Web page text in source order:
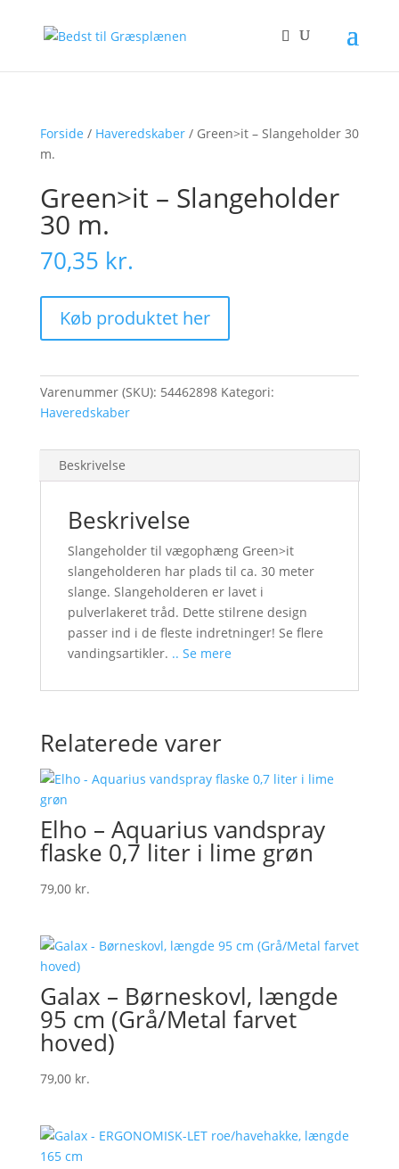
Forside / Haveredskaber/ Green>it – Slangeholder 30
m.
Green>it – Slangeholder
30 m.
70,35 kr.
Køb produktet her
Varenummer (SKU): 54462898 Kategori:
Haveredskaber
Beskrivelse
Beskrivelse
Slangeholder til vægophæng Green>it
slangeholderen har plads til ca. 30 meter
slange. Slangeholderen er lavet i
pulverlakeret tråd. Dette stilrene design
passer ind i de fleste indretninger! Se flere
vandingsartikler. .. Se mere
Relaterede varer
Elho – Aquarius vandspray
flaske 0,7 liter i lime grøn
79,00 kr.
Galax – Børneskovl, længde
95 cm (Grå/Metal farvet
hoved)
79,00 kr.